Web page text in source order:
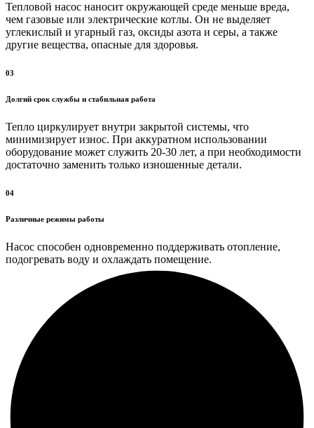
Тепловой насос наносит окружающей среде меньше вреда,
чем газовые или электрические котлы. Он не выделяет
углекислый и угарный газ, оксиды азота и серы, а также
другие вещества, опасные для здоровья.
03
Долгий срок службы и стабильная работа
Тепло циркулирует внутри закрытой системы, что
минимизирует износ. При аккуратном использовании
оборудование может служить 20-30 лет, а при необходимости
достаточно заменить только изношенные детали.
04
Различные режимы работы
Насос способен одновременно поддерживать отопление,
подогревать воду и охлаждать помещение.